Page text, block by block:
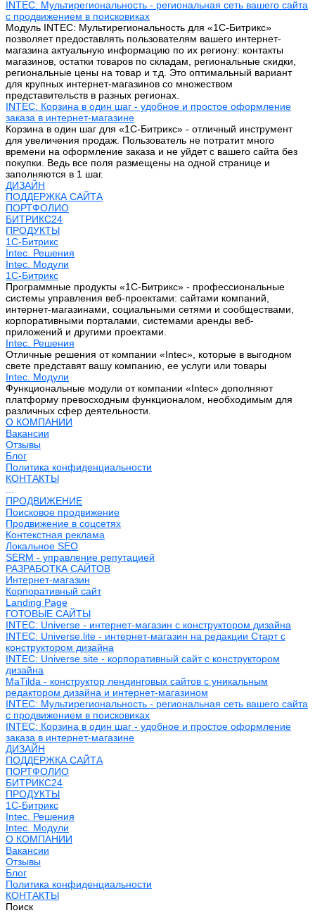
INTEC: Мультирегиональность - региональная сеть вашего сайта
с продвижением в поисковиках
Модуль INTEC: Мультирегиональность для «1С-Битрикс»
позволяет предоставлять пользователям вашего интернет-
магазина актуальную информацию по их региону: контакты
магазинов, остатки товаров по складам, региональные скидки,
региональные цены на товар и т.д. Это оптимальный вариант
для крупных интернет-магазинов со множеством
представительств в разных регионах.
INTEC: Корзина в один шаг - удобное и простое оформление
заказа в интернет-магазине
Корзина в один шаг для «1С-Битрикс» - отличный инструмент
для увеличения продаж. Пользователь не потратит много
времени на оформление заказа и не уйдет с вашего сайта без
покупки. Ведь все поля размещены на одной странице и
заполняются в 1 шаг.
ДИЗАЙН
ПОДДЕРЖКА САЙТА
ПОРТФОЛИО
БИТРИКС24
ПРОДУКТЫ
1С-Битрикс
Intec. Решения
Intec. Модули
1С-Битрикс
Программные продукты «1С-Битрикс» - профессиональные
системы управления веб-проектами: сайтами компаний,
интернет-магазинами, социальными сетями и сообществами,
корпоративными порталами, системами аренды веб-
приложений и другими проектами.
Intec. Решения
Отличные решения от компании «Intec», которые в выгодном
свете представят вашу компанию, ее услуги или товары
Intec. Модули
Функциональные модули от компании «Intec» дополняют
платформу превосходным функционалом, необходимым для
различных сфер деятельности.
О КОМПАНИИ
Вакансии
Отзывы
Блог
Политика конфиденциальности
КОНТАКТЫ
ПРОДВИЖЕНИЕ
Поисковое продвижение
Продвижение в соцсетях
Контекстная реклама
Локальное SEO
SERM - управление репутацией
РАЗРАБОТКА САЙТОВ
Интернет-магазин
Корпоративный сайт
Landing Page
ГОТОВЫЕ САЙТЫ
INTEC: Universe - интернет-магазин с конструктором дизайна
INTEC: Universe.lite - интернет-магазин на редакции Старт с
конструктором дизайна
INTEC: Universe.site - корпоративный сайт с конструктором
дизайна
MaTilda - конструктор лендинговых сайтов с уникальным
редактором дизайна и интернет-магазином
INTEC: Мультирегиональность - региональная сеть вашего сайта
с продвижением в поисковиках
INTEC: Корзина в один шаг - удобное и простое оформление
заказа в интернет-магазине
ДИЗАЙН
ПОДДЕРЖКА САЙТА
ПОРТФОЛИО
БИТРИКС24
ПРОДУКТЫ
1С-Битрикс
Intec. Решения
Intec. Модули
О КОМПАНИИ
Вакансии
Отзывы
Блог
Политика конфиденциальности
КОНТАКТЫ
Поиск